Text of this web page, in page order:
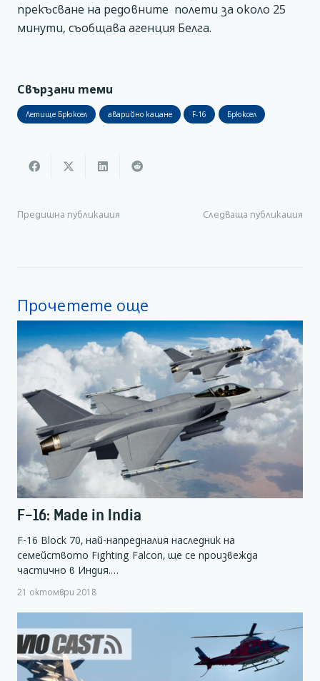
прекъсване на редовните полети за около 25
минути, съобщава агенция Белга.
Свързани теми
Летище Брюксел аварийно кацане F-16 Брюксел
Предишна публикация Следваща публикация
Прочетете още
F-16: Made in India
F-16 Block 70, най-напредналия наследник на
семейството Fighting Falcon, ще се произвежда
частично в Индия.…
21 октомври 2018